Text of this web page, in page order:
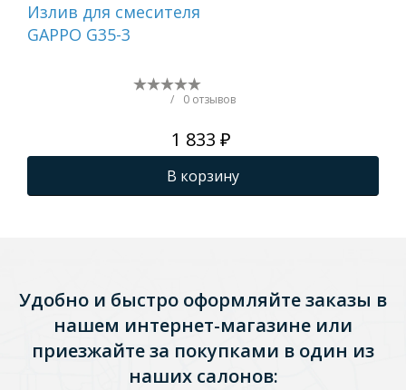
Излив для смесителя
GAPPO G35-3
/ 0 отзывов
1 833 ₽
В корзину
Удобно и быстро оформляйте заказы в
нашем интернет-магазине или
приезжайте за покупками в один из
наших салонов: